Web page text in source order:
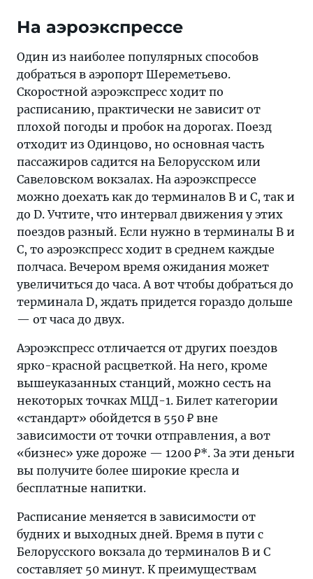
На аэроэкспрессе
Один из наиболее популярных способов
добраться в аэропорт Шереметьево.
Скоростной аэроэкспресс ходит по
расписанию, практически не зависит от
плохой погоды и пробок на дорогах. Поезд
отходит из Одинцово, но основная часть
пассажиров садится на Белорусском или
Савеловском вокзалах. На аэроэкспрессе
можно доехать как до терминалов В и С, так и
до D. Учтите, что интервал движения у этих
поездов разный. Если нужно в терминалы В и
С, то аэроэкспресс ходит в среднем каждые
полчаса. Вечером время ожидания может
увеличиться до часа. А вот чтобы добраться до
терминала D, ждать придется гораздо дольше
— от часа до двух.
Аэроэкспресс отличается от других поездов
ярко-красной расцветкой. На него, кроме
вышеуказанных станций, можно сесть на
некоторых точках МЦД-1. Билет категории
«стандарт» обойдется в 550 ₽ вне
зависимости от точки отправления, а вот
«бизнес» уже дороже — 1200 ₽*. За эти деньги
вы получите более широкие кресла и
бесплатные напитки.
Расписание меняется в зависимости от
будних и выходных дней. Время в пути с
Белорусского вокзала до терминалов В и С
составляет 50 минут. К преимуществам